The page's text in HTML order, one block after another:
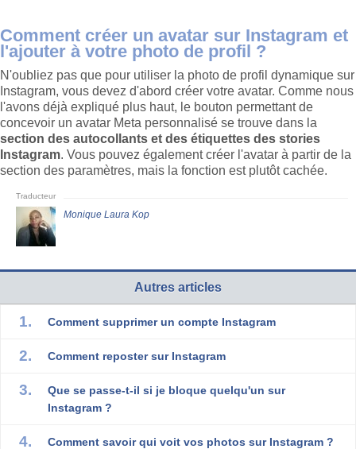
Comment créer un avatar sur Instagram et
l'ajouter à votre photo de profil ?
N'oubliez pas que pour utiliser la photo de profil dynamique sur
Instagram, vous devez d'abord créer votre avatar. Comme nous
l'avons déjà expliqué plus haut, le bouton permettant de
concevoir un avatar Meta personnalisé se trouve dans la
section des autocollants et des étiquettes des stories
Instagram. Vous pouvez également créer l'avatar à partir de la
section des paramètres, mais la fonction est plutôt cachée.
Monique Laura Kop
Autres articles
Comment supprimer un compte Instagram
Comment reposter sur Instagram
Que se passe-t-il si je bloque quelqu'un sur
Instagram ?
Comment savoir qui voit vos photos sur Instagram ?